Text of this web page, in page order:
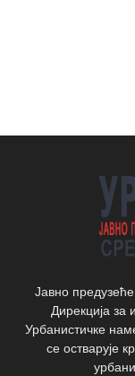
Јавно
Дирекција
Урбанистичке
се остварује